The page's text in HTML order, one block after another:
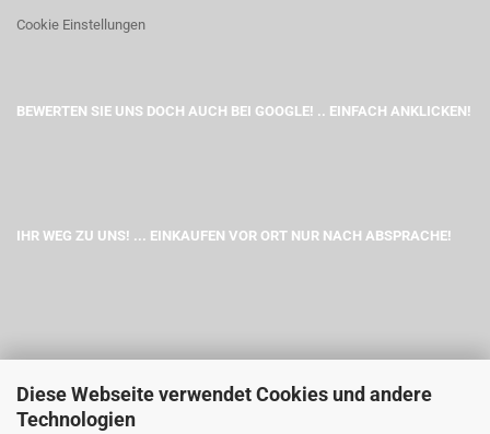
Diese Webseite verwendet Cookies und andere
Technologien
Cookie Einstellungen
BEWERTEN SIE UNS DOCH AUCH BEI GOOGLE! .. EINFACH ANKLICKEN!
IHR WEG ZU UNS! ... EINKAUFEN VOR ORT NUR NACH ABSPRACHE!